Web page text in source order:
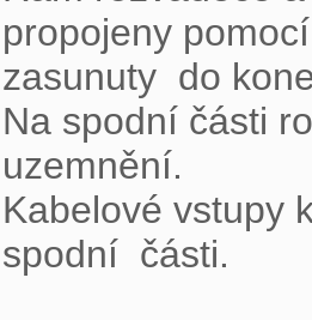
propojeny
zasunuty  do
Na spodní části
uzemnění.
Kabelové vstupy
spodní  části.